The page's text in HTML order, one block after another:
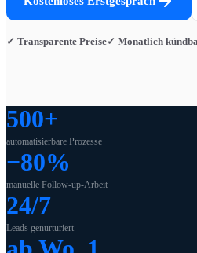
✓ Transparente Preise✓ Monatlich
500+
automatisierbare Prozesse
−80%
manuelle Follow-up-Arbeit
24/7
Leads genurturiert